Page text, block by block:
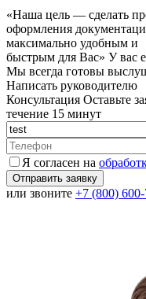
«Наша цель — сделать
оформления
максимально удобным и
быстрым для Вас» У вас
Мы всегда готовы
Написать руководителю
Консультация Оставьте
течение 15 минут
Я согласен на
или звоните +7 (800)